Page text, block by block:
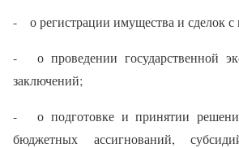
- о регистрации имущества и сделок с
- о проведении государственной
заключений;
- о подготовке и принятии
бюджетных ассигнований,